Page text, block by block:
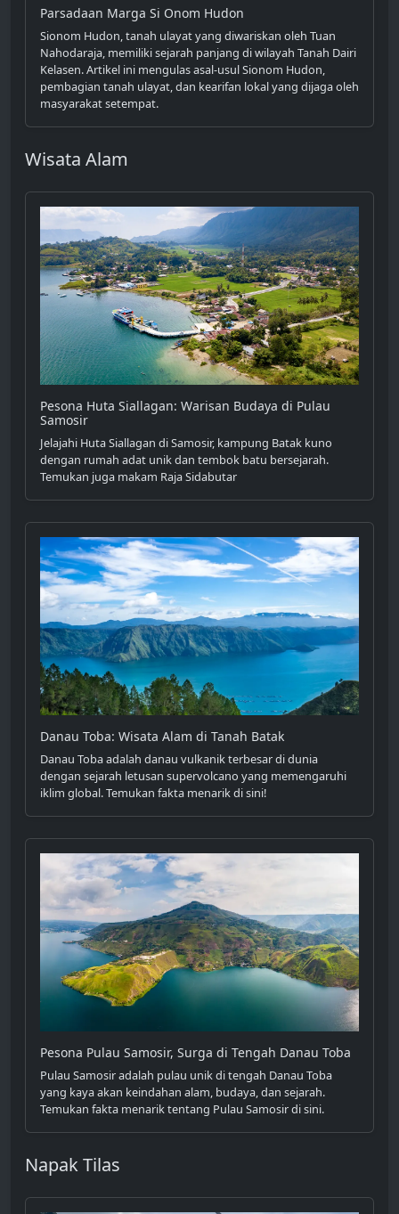
Parsadaan Marga Si Onom Hudon
Sionom Hudon, tanah ulayat yang diwariskan oleh Tuan
Nahodaraja, memiliki sejarah panjang di wilayah Tanah Dairi
Kelasen. Artikel ini mengulas asal-usul Sionom Hudon,
pembagian tanah ulayat, dan kearifan lokal yang dijaga oleh
masyarakat setempat.
Wisata Alam
Pesona Huta Siallagan: Warisan Budaya di Pulau
Samosir
Jelajahi Huta Siallagan di Samosir, kampung Batak kuno
dengan rumah adat unik dan tembok batu bersejarah.
Temukan juga makam Raja Sidabutar
Danau Toba: Wisata Alam di Tanah Batak
Danau Toba adalah danau vulkanik terbesar di dunia
dengan sejarah letusan supervolcano yang memengaruhi
iklim global. Temukan fakta menarik di sini!
Pesona Pulau Samosir, Surga di Tengah Danau Toba
Pulau Samosir adalah pulau unik di tengah Danau Toba
yang kaya akan keindahan alam, budaya, dan sejarah.
Temukan fakta menarik tentang Pulau Samosir di sini.
Napak Tilas